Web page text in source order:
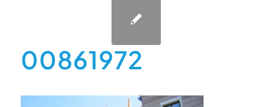
00861972